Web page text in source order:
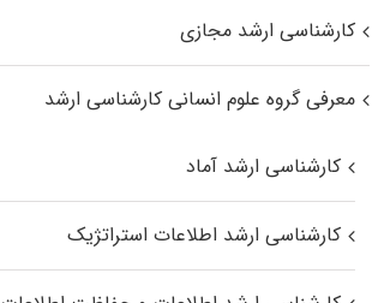
کارشناسی ارشد مجازی
معرفی گروه علوم انسانی کارشناسی ارشد
کارشناسی ارشد آماد
کارشناسی ارشد اطلاعات استراتژیک